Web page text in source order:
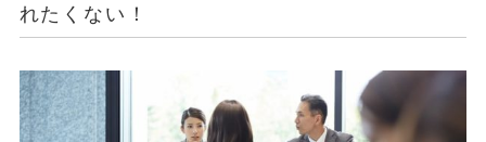
れたくない！